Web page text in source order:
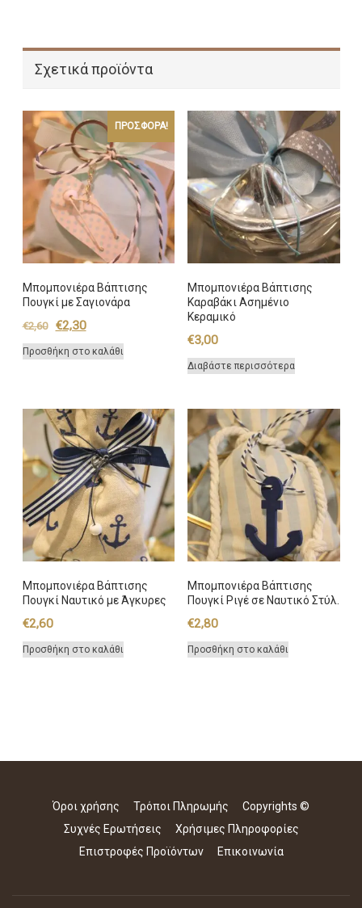
Σχετικά προϊόντα
ΠΡΟΣΦΟΡΆ!
Μπομπονιέρα Βάπτισης
Πουγκί με Σαγιονάρα
€2,60
Original
price
€2,30Η
τρέχουσα
€2,30.
Προσθήκη στο καλάθι
Μπομπονιέρα Βάπτισης
Καραβάκι Ασημένιο
Κεραμικό
€3,00
Διαβάστε περισσότερα
Μπομπονιέρα Βάπτισης
Πουγκί Ναυτικό με Άγκυρες
€2,60
Προσθήκη στο καλάθι
Μπομπονιέρα Βάπτισης
Πουγκί Ριγέ σε Ναυτικό Στύλ.
€2,80
Προσθήκη στο καλάθι
Όροι χρήσης Τρόποι Πληρωμής
Copyrights ©
Συχνές Ερωτήσεις
Χρήσιμες Πληροφορίες
Επιστροφές Προϊόντων
Επικοινωνία